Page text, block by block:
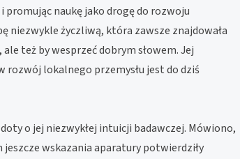
promując naukę jako drogę do rozwoju
niezwykle życzliwą, która zawsze znajdowała
też by wesprzeć dobrym słowem. Jej
rozwój lokalnego przemysłu jest do dziś
o jej niezwykłej intuicji badawczej. Mówiono,
jeszcze wskazania aparatury potwierdziły